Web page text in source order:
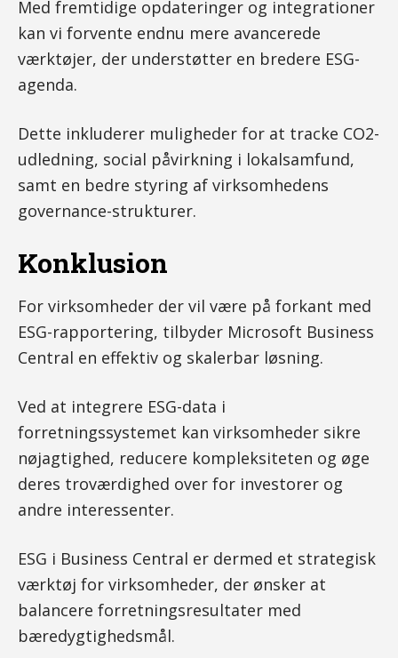
Med fremtidige opdateringer og integrationer
kan vi forvente endnu mere avancerede
værktøjer, der understøtter en bredere ESG-
agenda.
Dette inkluderer muligheder for at tracke CO2-
udledning, social påvirkning i lokalsamfund,
samt en bedre styring af virksomhedens
governance-strukturer.
Konklusion
For virksomheder der vil være på forkant med
ESG-rapportering, tilbyder Microsoft Business
Central en effektiv og skalerbar løsning.
Ved at integrere ESG-data i
forretningssystemet kan virksomheder sikre
nøjagtighed, reducere kompleksiteten og øge
deres troværdighed over for investorer og
andre interessenter.
ESG i Business Central er dermed et strategisk
værktøj for virksomheder, der ønsker at
balancere forretningsresultater med
bæredygtighedsmål.